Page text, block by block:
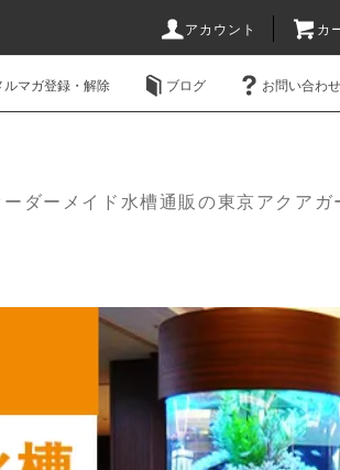
アカウント カ
ルマガ登録・解除 ブログ お問い合わせ
ーダーメイド水槽通販の東京アクアガ